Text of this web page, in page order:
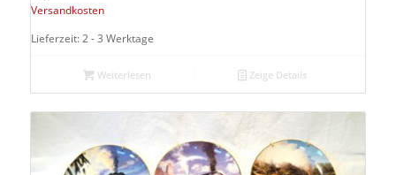
Versandkosten
Lieferzeit: 2 - 3 Werktage
Weiterlesen Zeige Details